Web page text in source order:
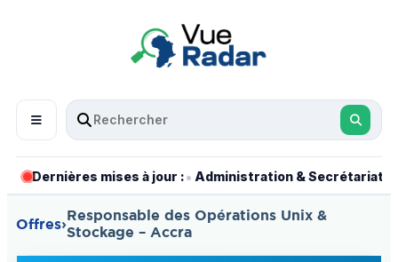
Dernières mises à jour :• Administration & Secrétariat
Offres›
Responsable des Opérations Unix &
Stockage – Accra